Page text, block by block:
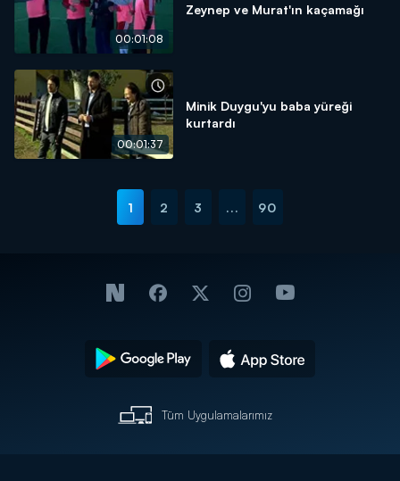
00:01:08
Zeynep ve Murat'ın kaçamağı
00:01:37
Minik Duygu'yu baba yüreği
kurtardı
1 2 3 ... 90
Tüm Uygulamalarımız